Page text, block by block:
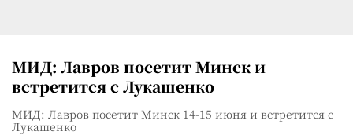
МИД: Лавров посетит Минск и
встретится с Лукашенко
МИД: Лавров посетит Минск 14-15 июня и встретится с
Лукашенко